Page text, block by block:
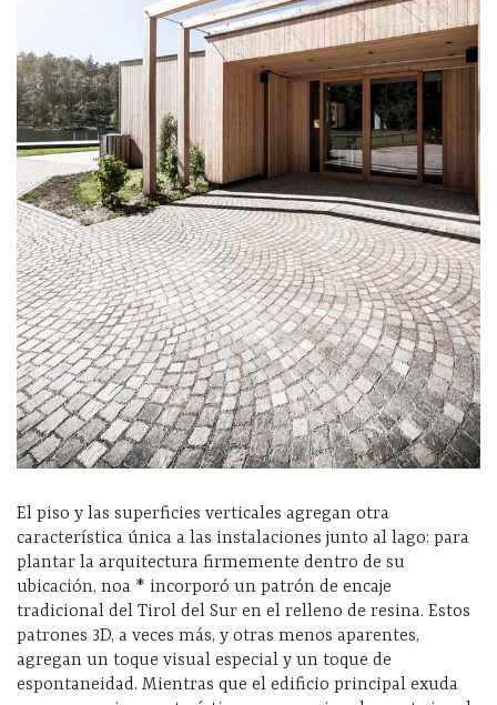
El piso y las superficies verticales agregan otra
característica única a las instalaciones junto al lago: para
plantar la arquitectura firmemente dentro de su
ubicación, noa * incorporó un patrón de encaje
tradicional del Tirol del Sur en el relleno de resina. Estos
patrones 3D, a veces más, y otras menos aparentes,
agregan un toque visual especial y un toque de
espontaneidad. Mientras que el edificio principal exuda